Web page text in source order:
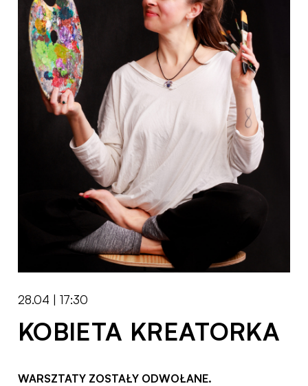
28.04 | 17:30
KOBIETA KREATORKA
WARSZTATY ZOSTAŁY ODWOŁANE.